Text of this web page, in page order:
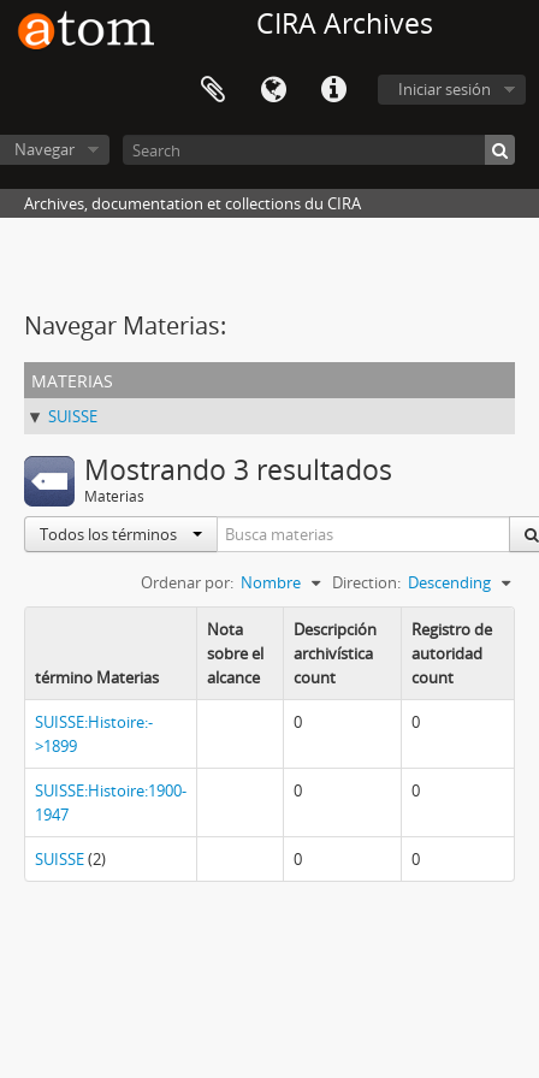
CIRA Archives
Iniciar sesión
Navegar
Archives, documentation et collections du CIRA
Navegar Materias:
materias
SUISSE
Mostrando 3 resultados
Materias
Todos los términos
Ordenar por: Nombre Direction: Descending
término Materias
Nota
sobre el
alcance
Descripción
archivística
count
Registro de
autoridad
count
SUISSE:Histoire:-
>1899
0 0
SUISSE:Histoire:1900-
1947
0 0
SUISSE(2) 0 0